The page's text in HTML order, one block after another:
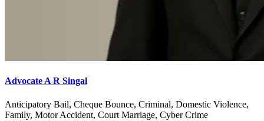
Advocate A R Singal
Anticipatory Bail, Cheque Bounce, Criminal, Domestic Violence,
Family, Motor Accident, Court Marriage, Cyber Crime